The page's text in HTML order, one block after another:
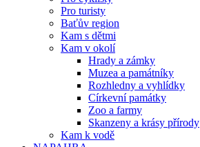
Pro turisty
Baťův region
Kam s dětmi
Kam v okolí
Hrady a zámky
Muzea a památníky
Rozhledny a vyhlídky
Církevní památky
Zoo a farmy
Skanzeny a krásy přírody
Kam k vodě